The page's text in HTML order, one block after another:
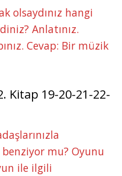
olsaydınız hangi
Anlatınız.
Cevap: Bir müzik
Kitap 19-20-21-22-
benziyor mu? Oyunu
ile ilgili